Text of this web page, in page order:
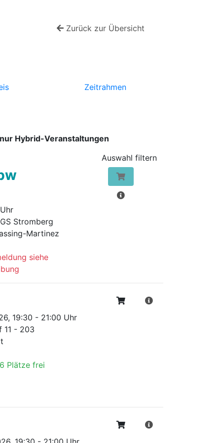
Zurück zur Übersicht
Zeitrahmen
nur Hybrid-Veranstaltungen
Stromberg
Martinez
siehe
19:30 - 21:00 Uhr
11 - 203
Plätze frei